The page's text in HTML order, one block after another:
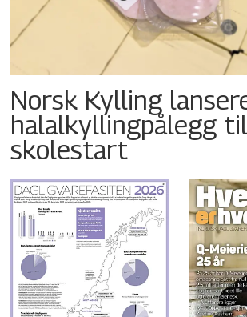
Norsk Kylling
halalkyllingpålegg til
skolestart